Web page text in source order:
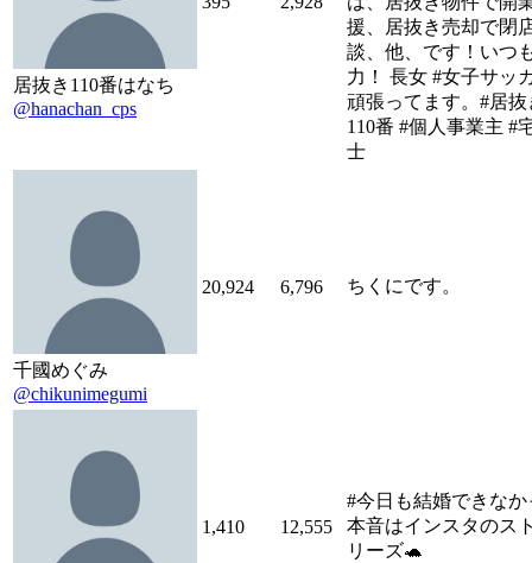
居抜き110番はなち
@hanachan_cps
援、居抜き売却で閉
談、他、です！いつ
力！ 長女 #女子サッ
頑張ってます。#居抜
110番 #個人事業主 #
士
千國めぐみ
@chikunimegumi
20,924 6,796 ちくにです。
1,410 12,555
#今日も結婚できなか
本音はインスタのス
リーズ🐢